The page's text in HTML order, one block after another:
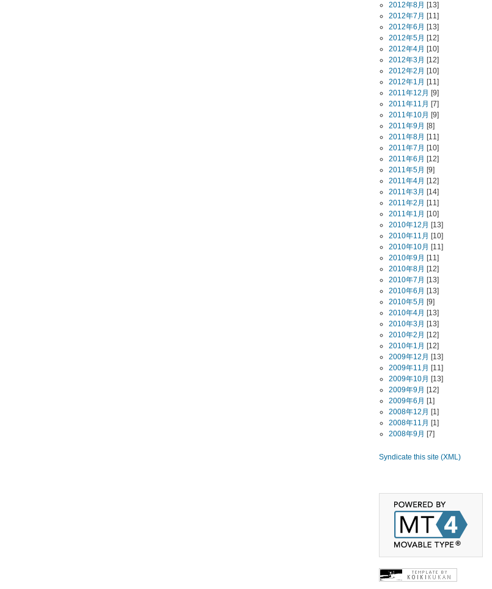
2012年8月 [13]
2012年7月 [11]
2012年6月 [13]
2012年5月 [12]
2012年4月 [10]
2012年3月 [12]
2012年2月 [10]
2012年1月 [11]
2011年12月 [9]
2011年11月 [7]
2011年10月 [9]
2011年9月 [8]
2011年8月 [11]
2011年7月 [10]
2011年6月 [12]
2011年5月 [9]
2011年4月 [12]
2011年3月 [14]
2011年2月 [11]
2011年1月 [10]
2010年12月 [13]
2010年11月 [10]
2010年10月 [11]
2010年9月 [11]
2010年8月 [12]
2010年7月 [13]
2010年6月 [13]
2010年5月 [9]
2010年4月 [13]
2010年3月 [13]
2010年2月 [12]
2010年1月 [12]
2009年12月 [13]
2009年11月 [11]
2009年10月 [13]
2009年9月 [12]
2009年6月 [1]
2008年12月 [1]
2008年11月 [1]
2008年9月 [7]
Syndicate this site (XML)